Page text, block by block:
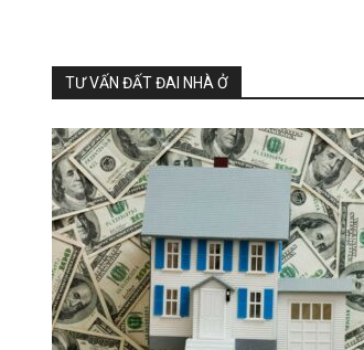
TƯ VẤN ĐẤT ĐAI NHÀ Ở